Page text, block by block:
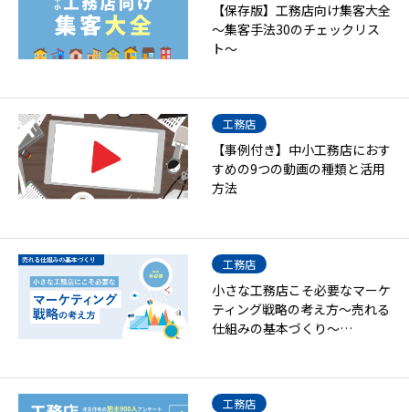
【保存版】工務店向け集客大全
～集客手法30のチェックリス
ト～
工務店
【事例付き】中小工務店におす
すめの9つの動画の種類と活用
方法
工務店
小さな工務店こそ必要なマーケ
ティング戦略の考え方～売れる
仕組みの基本づくり～…
工務店